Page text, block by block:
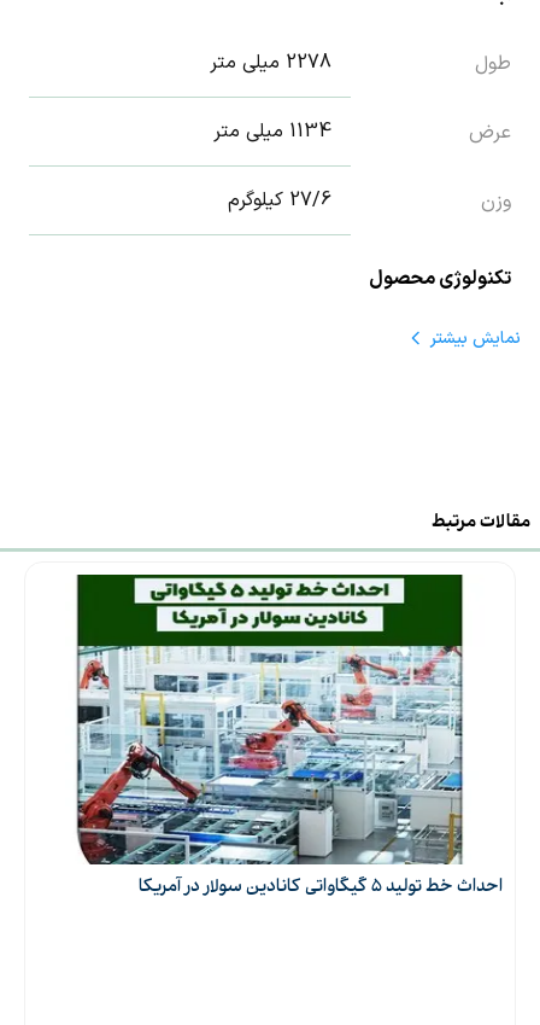
طول 2278 میلی متر
عرض 1134 میلی متر
وزن 27/6 کیلوگرم
تکنولوژی محصول
راندمان
ولتاژ مدار باز 52/6 ولت
35 عدد
جریان اتصال کوتاه
14/06 آمپر
حداکثر ولتاژ
عملیاتی
43/5 ولت
نمایش بیشتر
مقالات مرتبط
احداث خط تولید 5 گیگاواتی کانادین سولار در آمریکا